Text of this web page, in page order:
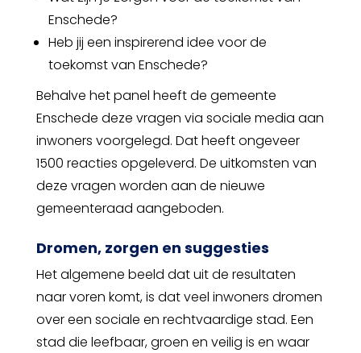
Enschede?
Heb jij een inspirerend idee voor de
toekomst van Enschede?
Behalve het panel heeft de gemeente
Enschede deze vragen via sociale media aan
inwoners voorgelegd. Dat heeft ongeveer
1500 reacties opgeleverd. De uitkomsten van
deze vragen worden aan de nieuwe
gemeenteraad aangeboden.
Dromen, zorgen en suggesties
Het algemene beeld dat uit de resultaten
naar voren komt, is dat veel inwoners dromen
over een sociale en rechtvaardige stad. Een
stad die leefbaar, groen en veilig is en waar